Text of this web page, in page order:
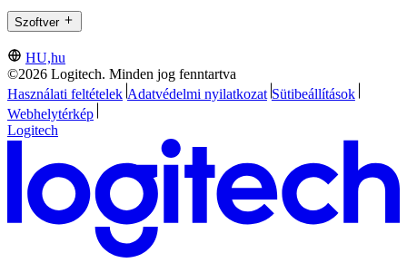
Szoftver
HU,hu
©2026 Logitech. Minden jog fenntartva
Használati feltételek Adatvédelmi nyilatkozat Sütibeállítások
Webhelytérkép
Logitech